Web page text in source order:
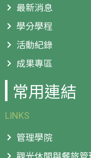
最新消息
學分學程
活動紀錄
成果專區
常用連結
LINKS
管理學院